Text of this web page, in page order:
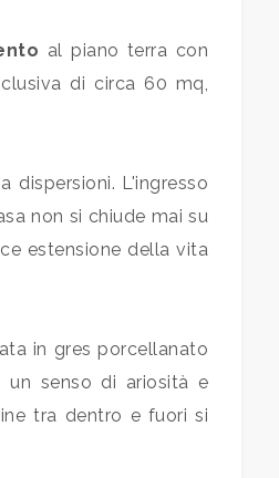
al piano terra con
di circa 60 mq,
dispersioni. L'ingresso
non si chiude mai su
estensione della vita
in gres porcellanato
un senso di ariosità e
tra dentro e fuori si